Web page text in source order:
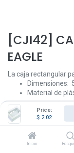
Price:
$ 2.02
Inicio
[CJI42]
EAGLE
La caja rectangular
Dimensiones:
Material de
$2.02